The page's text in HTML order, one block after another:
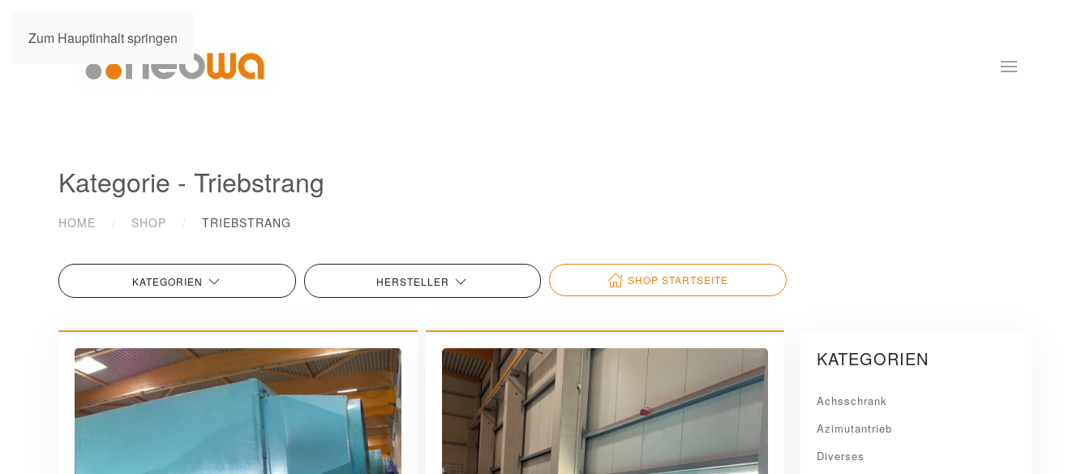
Zum Hauptinhalt springen
Kategorie - Triebstrang
HOME SHOP TRIEBSTRANG
KATEGORIEN HERSTELLER SHOP STARTSEITE
KATEGORIEN
Achsschrank
Azimutantrieb
Diverses